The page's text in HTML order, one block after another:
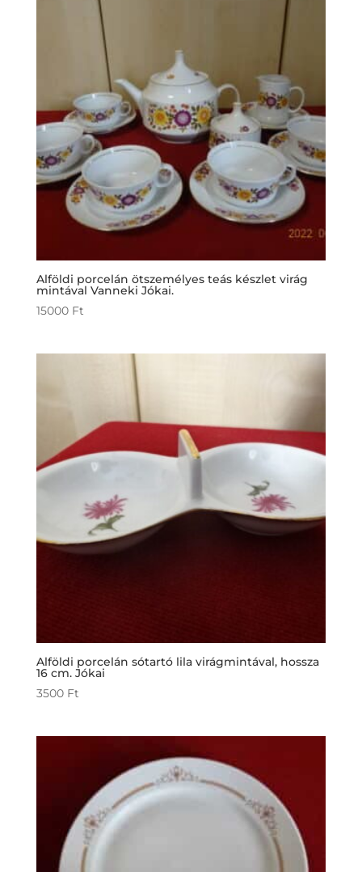
Alföldi porcelán ötszemélyes teás készlet virág
mintával Vanneki Jókai.
15000 Ft
Alföldi porcelán sótartó lila virágmintával, hossza
16 cm. Jókai
3500 Ft